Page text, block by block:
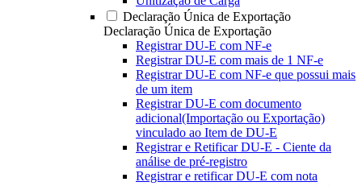
Declaração Única de Exportação
Declaração Única de Exportação
Registrar DU-E com NF-e
Registrar DU-E com mais de 1 NF-e
Registrar DU-E com NF-e que possui mais
de um item
Registrar DU-E com documento
adicional(Importação ou Exportação)
vinculado ao Item de DU-E
Registrar e Retificar DU-E - Ciente da
análise de pré-registro
Registrar e retificar DU-E com nota